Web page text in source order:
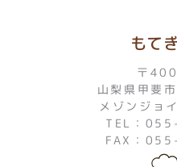
もて
〒
山梨県甲斐
メゾンジョ
TEL：
FAX：